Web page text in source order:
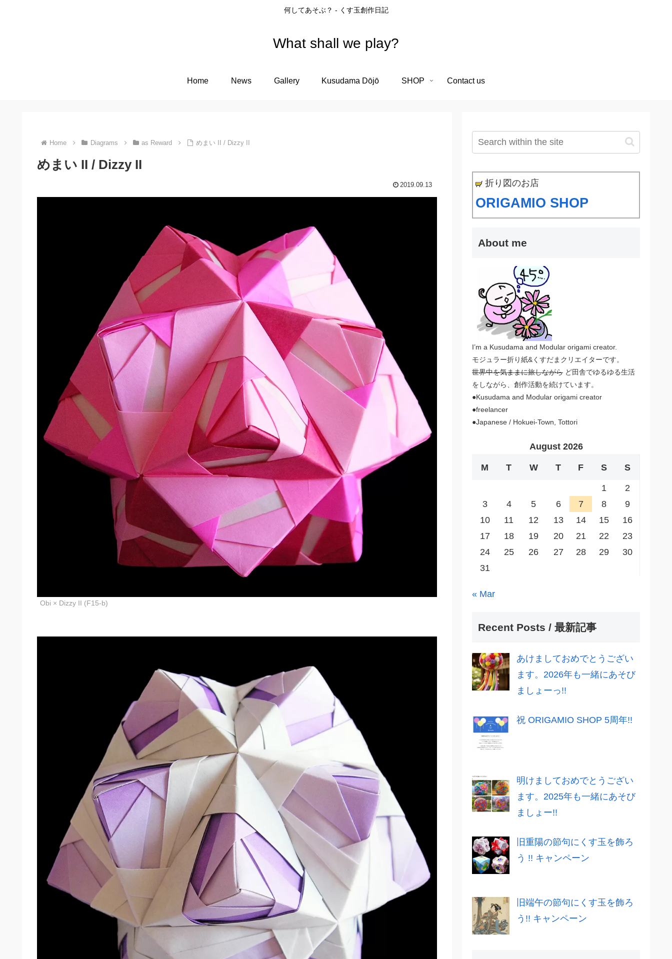
何してあそぶ？ - くす玉創作日記
What shall we play?
Home News Gallery Kusudama Dōjō SHOP Contact us
Home Diagrams as Reward めまい II / Dizzy II
めまい II / Dizzy II
2019.09.13
Obi × Dizzy II (F15-b)
折り図のお店
ORIGAMIO SHOP
About me
I’m a Kusudama and Modular origami creator.
モジュラー折り紙&くすだまクリエイターです。
世界中を気ままに旅しながら ど田舎でゆるゆる生活
をしながら、創作活動を続けています。
●Kusudama and Modular origami creator
●freelancer
●Japanese / Hokuei-Town, Tottori
August 2026
M T W T F S S
1
2
3
4 5 6 7 8
9
10
11 12 13 14 15
16
17
18 19 20 21 22
23
24
25 26 27 28 29
30
31
« Mar
Recent Posts / 最新記事
あけましておめでとうござい
ます。2026年も一緒にあそび
ましょーっ!!
祝 ORIGAMIO SHOP 5周年!!
明けましておめでとうござい
ます。2025年も一緒にあそび
ましょー!!
旧重陽の節句にくす玉を飾ろ
う !! キャンペーン
旧端午の節句にくす玉を飾ろ
う!! キャンペーン